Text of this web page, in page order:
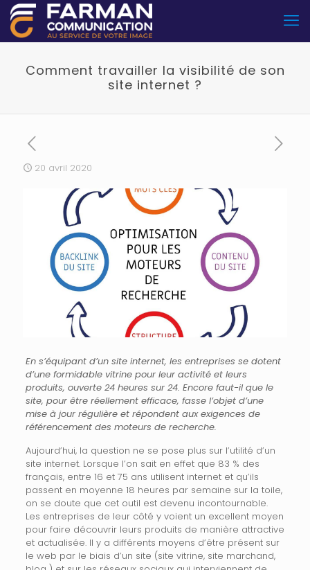
Comment travailler la visibilité de son
site internet ?
20 avril 2020
En s’équipant d’un site internet, les entreprises se dotent
d’une formidable vitrine pour leur activité et leurs
produits, ouverte 24 heures sur 24. Encore faut-il que le
site, pour être réellement efficace, fasse l’objet d’une
mise à jour régulière et répondent aux exigences de
référencement des moteurs de recherche.
Aujourd’hui, la question ne se pose plus sur l’utilité d’un
site internet. Lorsque l’on sait en effet que 83 % des
français, entre 16 et 75 ans utilisent internet et qu’ils
passent en moyenne 18 heures par semaine sur la toile,
on se doute que cet outil est devenu incontournable.
Les entreprises de leur côté y voient un excellent moyen
pour faire découvrir leurs produits de manière attractive
et actualisée. Il y a différents moyens d’être présent sur
le web par le biais d’un site (site vitrine, site marchand,